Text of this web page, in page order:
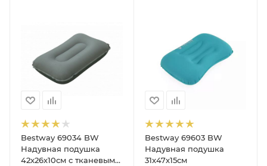
Bestway 69034 BW
Надувная подушка
42х26х10см с тканевым
Bestway 69603 BW
Надувная подушка
31х47х15см